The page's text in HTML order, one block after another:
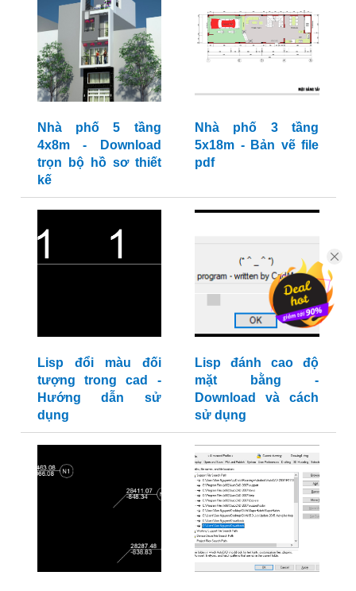
Nhà phố 5 tầng
4x8m - Download
trọn bộ hồ sơ thiết
kế
Nhà phố 3 tầng
5x18m - Bản vẽ file
pdf
Lisp đổi màu đối
tượng trong cad -
Hướng dẫn sử
dụng
Lisp đánh cao độ
mặt bằng -
Download và cách
sử dụng